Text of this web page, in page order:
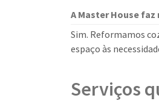
A Master House
Sim. Reformamos
espaço às
Serviços